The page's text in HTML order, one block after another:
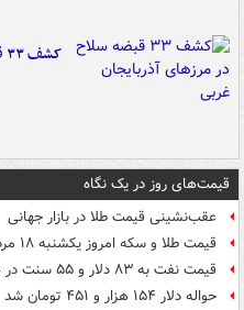
کشف ۳۳ قبضه سلاح در مرزهای آذربایجان غربی
قیمت‌های روز در یک نگاه
عقب‌نشینی قیمت طلا در بازار جهانی
قیمت طلا و سکه امروز یکشنبه ۱۸ مرداد ۱۴۰۵
قیمت نفت به ۸۳ دلار و ۵۵ سنت در هر بشکه رسید
حواله دلار ۱۵۴ هزار و ۴۵۱ تومان شد